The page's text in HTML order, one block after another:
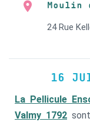
Moulin
24 Rue
16
La Pellicule
Valmy 1792